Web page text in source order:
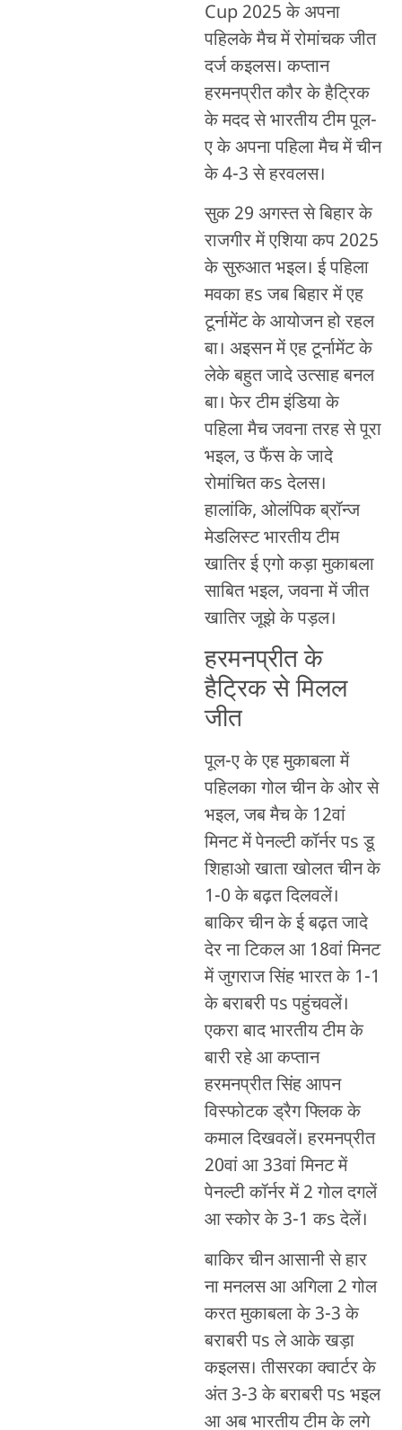
Cup 2025 के अपना
पहिलके मैच में रोमांचक जीत
दर्ज कइलस। कप्तान
हरमनप्रीत कौर के हैट्रिक
के मदद से भारतीय टीम पूल-
ए के अपना पहिला मैच में चीन
के 4-3 से हरवलस।
सुक 29 अगस्त से बिहार के
राजगीर में एशिया कप 2025
के सुरुआत भइल। ई पहिला
मवका हs जब बिहार में एह
टूर्नामेंट के आयोजन हो रहल
बा। अइसन में एह टूर्नामेंट के
लेके बहुत जादे उत्साह बनल
बा। फेर टीम इंडिया के
पहिला मैच जवना तरह से पूरा
भइल, उ फैंस के जादे
रोमांचित कs देलस।
हालांकि, ओलंपिक ब्रॉन्ज
मेडलिस्ट भारतीय टीम
खातिर ई एगो कड़ा मुकाबला
साबित भइल, जवना में जीत
खातिर जूझे के पड़ल।
हरमनप्रीत के
हैट्रिक से मिलल
जीत
पूल-ए के एह मुकाबला में
पहिलका गोल चीन के ओर से
भइल, जब मैच के 12वां
मिनट में पेनल्टी कॉर्नर पs डू
शिहाओ खाता खोलत चीन के
1-0 के बढ़त दिलवलें।
बाकिर चीन के ई बढ़त जादे
देर ना टिकल आ 18वां मिनट
में जुगराज सिंह भारत के 1-1
के बराबरी पs पहुंचवलें।
एकरा बाद भारतीय टीम के
बारी रहे आ कप्तान
हरमनप्रीत सिंह आपन
विस्फोटक ड्रैग फ्लिक के
कमाल दिखवलें। हरमनप्रीत
20वां आ 33वां मिनट में
पेनल्टी कॉर्नर में 2 गोल दगलें
आ स्कोर के 3-1 कs देलें।
बाकिर चीन आसानी से हार
ना मनलस आ अगिला 2 गोल
करत मुकाबला के 3-3 के
बराबरी पs ले आके खड़ा
कइलस। तीसरका क्वार्टर के
अंत 3-3 के बराबरी पs भइल
आ अब भारतीय टीम के लगे